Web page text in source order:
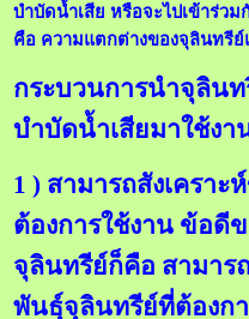
บำบัดน้ำเสีย หรือจะไปเข้าร่ว
คือ ความแตกต่างของจุลินทรีย์
กระบวนการนำจุลิน
บำบัดน้ำเสียมาใช้งา
1 ) สามารถสังเครา
ต้องการใช้งาน ข้อดีข
จุลินทรีย์ก็คือ สามาร
พันธุ์จุลินทรีย์ที่ต้องก